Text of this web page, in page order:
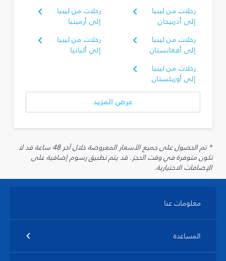
رحلات من ليبيا
إلى أذربيجان
رحلات من ليبيا
إلى أرمينيا
رحلات من ليبيا
إلى أفغانستان
رحلات من ليبيا
إلى ألبانيا
رحلات من ليبيا
إلى أوزبكستان
عرض المزيد
* تم الحصول على جميع الأسعار المعروضة خلال آخر 48 ساعة قد لا
تكون متوفرة في وقت الحجز. قد يتم تطبيق رسوم إضافية على
الإضافات الاختيارية.
معلومات عنا
المساعدة